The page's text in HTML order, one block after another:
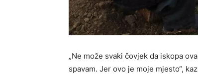
„Ne može svaki čovjek da iskopa
spavam. Jer ovo je moje mjesto“,